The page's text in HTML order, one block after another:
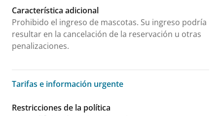
Característica adicional
Prohibido el ingreso de mascotas. Su ingreso podría
resultar en la cancelación de la reservación u otras
penalizaciones.
Tarifas e información urgente
Tarifas e información urgente
Restricciones de la política